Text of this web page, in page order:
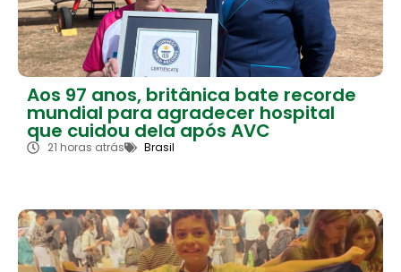
Aos 97 anos, britânica bate recorde
mundial para agradecer hospital
que cuidou dela após AVC
21 horas atrás Brasil